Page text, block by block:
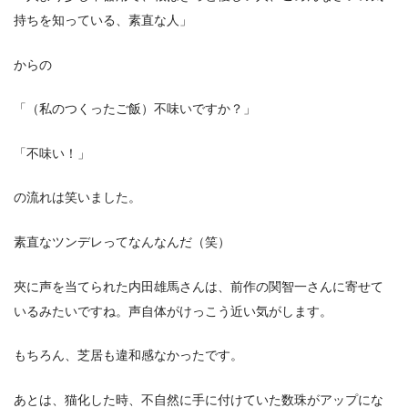
持ちを知っている、素直な人」
からの
「（私のつくったご飯）不味いですか？」
「不味い！」
の流れは笑いました。
素直なツンデレってなんなんだ（笑）
夾に声を当てられた内田雄馬さんは、前作の関智一さんに寄せて
いるみたいですね。声自体がけっこう近い気がします。
もちろん、芝居も違和感なかったです。
あとは、猫化した時、不自然に手に付けていた数珠がアップにな